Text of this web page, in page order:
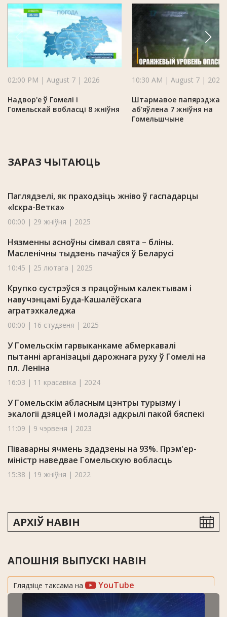
02:00 PM | August 7 | 2026
Надвор'е ў Гомелі і
Гомельскай вобласці 8 жніўня
10:30 AM | August 7 | 2026
Штармавое
аб'яўлена 7 жніўня на
Гомельшчыне
ЗАРАЗ ЧЫТАЮЦЬ
Паглядзелі, як праходзіць жніво ў гаспадарцы
«Іскра-Ветка»
00:00 | 29 жніўня | 2025
Нязменны асноўны сімвал свята – бліны.
Масленічны тыдзень пачаўся ў Беларусі
10:45 | 25 лютага | 2025
Крупко сустрэўся з працоўным калектывам і
навучэнцамі Буда-Кашалёўскага
агратэхкаледжа
00:00 | 16 студзеня | 2025
У Гомельскім гарвыканкаме абмеркавалі
пытанні арганізацыі дарожнага руху ў Гомелі на
пл. Леніна
16:03 | 11 красавіка | 2024
У Гомельскім абласным цэнтры турызму і
экалогіі дзяцей і моладзі адкрылі пакой бяспекі
11:09 | 9 чэрвеня | 2023
Піваварны ячмень здадзены на 93%. Прэм'ер-
міністр наведвае Гомельскую вобласць
15:38 | 19 жніўня | 2022
АРХІЎ НАВІН
АПОШНІЯ ВЫПУСКІ НАВІН
Глядзіце таксама на YouTube